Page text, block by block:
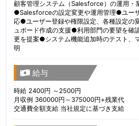
顧客管理システム（Salesforce）の運用・
●Salesforceの設定変更や運用管理●ユー
応●ユーザー登録や権限設定、各種設定の
ュボード作成の支援●利用部門の要望を確
更を提案●システム機能追加時のテスト、
明
給与
時給 2400円 ～2500円
月収例 360000円～375000円+残業代
交通費全額支給 当社規定に基づき支給